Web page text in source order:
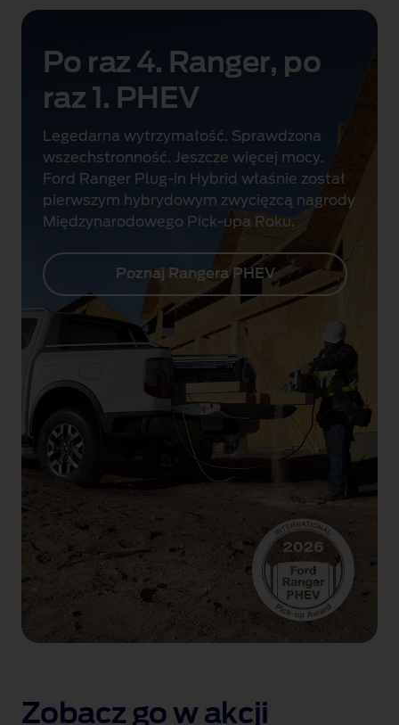
Po raz 4. Ranger, po
raz 1. PHEV
Legedarna wytrzymałość. Sprawdzona
wszechstronność. Jeszcze więcej mocy.
Ford Ranger Plug-in Hybrid właśnie został
pierwszym hybrydowym zwycięzcą nagrody
Międzynarodowego Pick-upa Roku.
Poznaj Rangera PHEV
Zobacz go w akcji